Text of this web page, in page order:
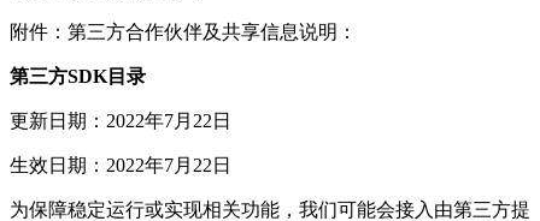
附件：第三方合作伙伴及共享信息说明：
第三方SDK目录
更新日期：2022年7月22日
生效日期：2022年7月22日
为保障稳定运行或实现相关功能，我们可能会接入由第三方提